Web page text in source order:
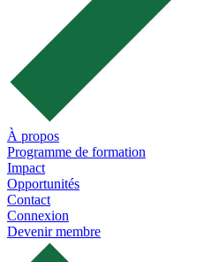
À propos
Programme de formation
Impact
Opportunités
Contact
Connexion
Devenir membre